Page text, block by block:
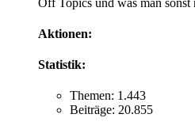
Aktionen:
Statistik:
Themen: 1.443
Beiträge: 20.855